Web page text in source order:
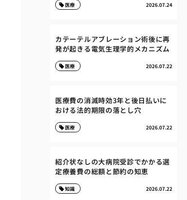
2026.07.24
医療
カテーテルアブレーション術後に再
発が起きる電気生理学的メカニズム
2026.07.22
医療
医療費の消滅時効3年と後日払いに
おける法的期限の落とし穴
2026.07.22
医療
紹介状なしの大病院受診でかかる選
定療養費の総額と節約の知恵
2026.07.22
知識